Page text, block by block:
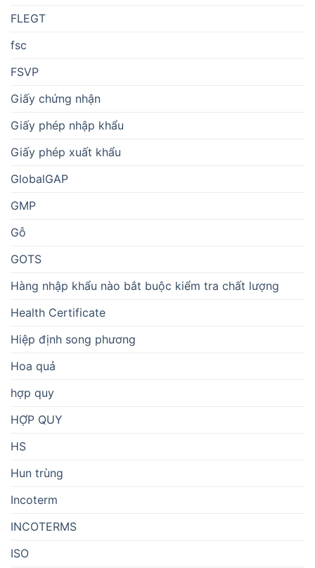
FLEGT
fsc
FSVP
Giấy chứng nhận
Giấy phép nhập khẩu
Giấy phép xuất khẩu
GlobalGAP
GMP
Gỗ
GOTS
Hàng nhập khẩu nào bắt buộc kiểm tra chất lượng
Health Certificate
Hiệp định song phương
Hoa quả
hợp quy
HỢP QUY
HS
Hun trùng
Incoterm
INCOTERMS
ISO